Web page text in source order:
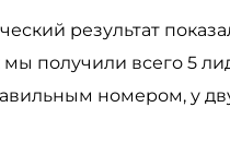
результат
получили всего 5
номером, у